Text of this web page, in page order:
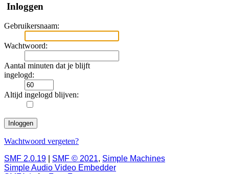
Inloggen
Gebruikersnaam:
Wachtwoord:
Aantal minuten dat je blijft
ingelogd:
Altijd ingelogd blijven:
Wachtwoord vergeten?
SMF 2.0.19
SMF © 2021, Simple Machines
Simple Audio Video Embedder